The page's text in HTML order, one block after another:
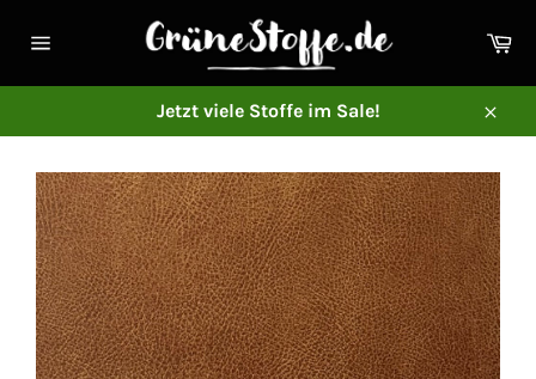
zum
Jetzt viele Stoffe im Sale!